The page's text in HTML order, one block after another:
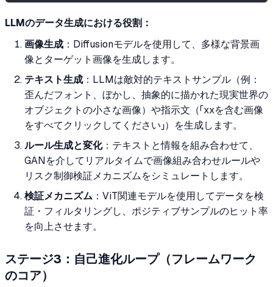
LLMのデータ生成における役割：
画像生成 ：Diffusionモデルを使用して、多様な背景画
像とターゲット画像を生成します。
テキスト生成 ：LLMは敵対的テキストサンプル（例：
歪んだフォント、ぼかし、抽象的に描かれた現実世界の
オブジェクトの小さな画像）や指示文（「xxを含む画像
をすべてクリックしてください」）を生成します。
ルール生成と変化：テキストと情報を組み合わせて、
GANを介してリアルタイムで画像組み合わせルールや
リスク制御検証メカニズムをシミュレートします。
検証メカニズム ：ViT関連モデルを使用してデータを検
証・フィルタリングし、ポジティブサンプルのヒット率
を向上させます。
ステージ3：自己進化ループ（フレームワーク
のコア）